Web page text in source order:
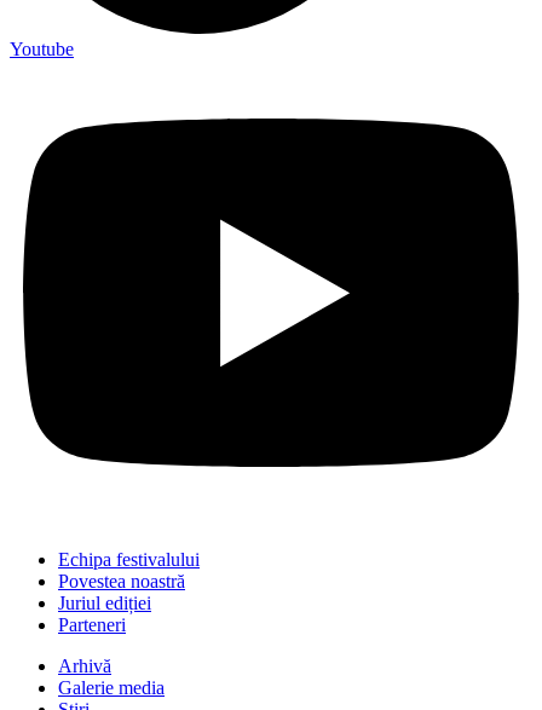
Youtube
Echipa festivalului
Povestea noastră
Juriul ediției
Parteneri
Arhivă
Galerie media